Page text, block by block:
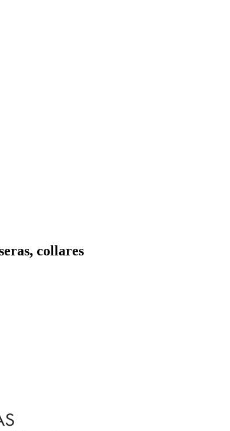
collares